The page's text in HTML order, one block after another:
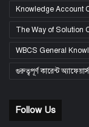
Knowledge Account
The Way of Solution
WBCS General
গুরুত্বপূর্ণ কারেন্ট অ্যাফেয়ার্স
Follow Us